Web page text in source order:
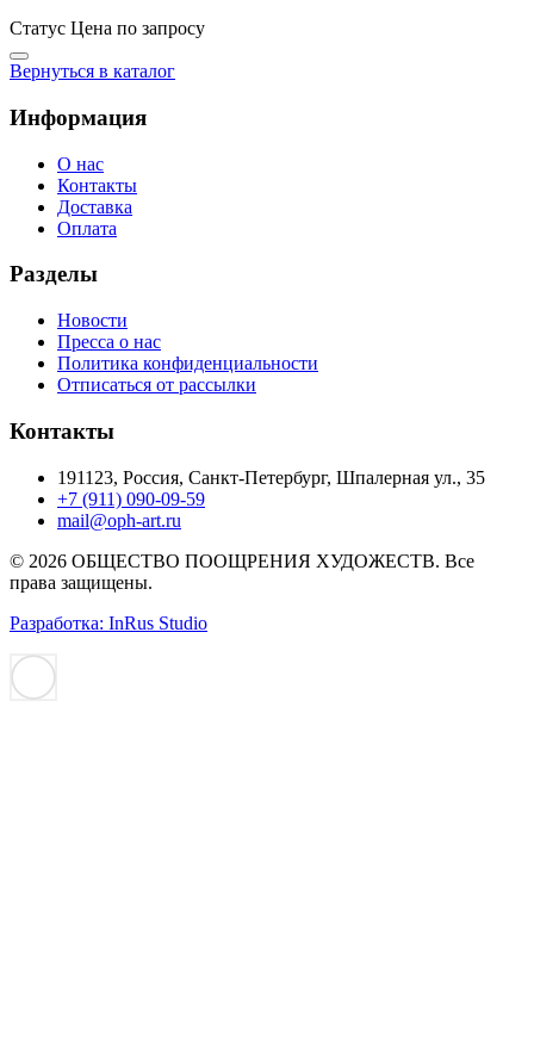
Статус Цена по запросу
Вернуться в каталог
Информация
О нас
Контакты
Доставка
Оплата
Разделы
Новости
Пресса о нас
Политика конфиденциальности
Отписаться от рассылки
Контакты
191123, Россия, Санкт-Петербург, Шпалерная ул., 35
+7 (911) 090-09-59
mail@oph-art.ru
© 2026 ОБЩЕСТВО ПООЩРЕНИЯ ХУДОЖЕСТВ. Все
права защищены.
Разработка: InRus Studio